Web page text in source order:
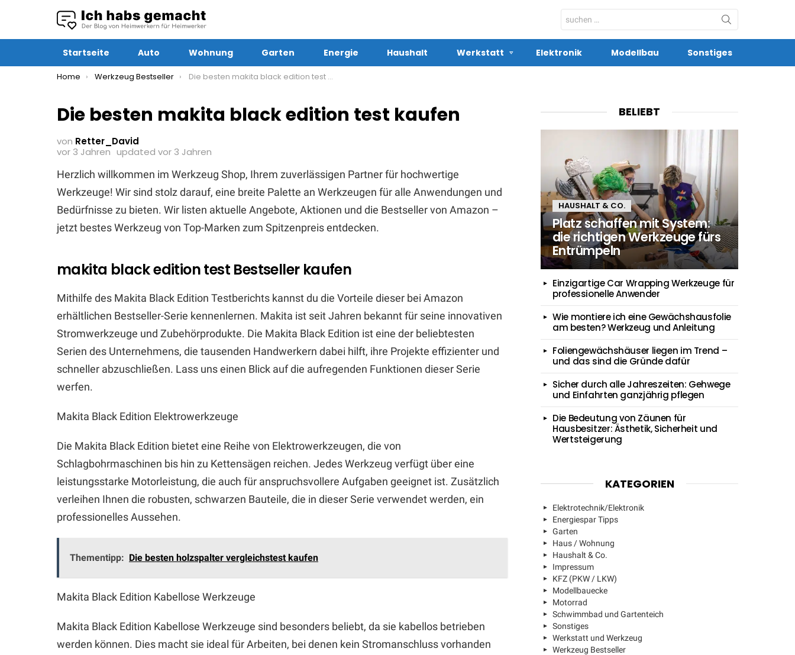
Search
for:
Startseite Auto Wohnung Garten Energie Haushalt Werkstatt Elektronik Modellbau Sonstiges
You are here:
Home Werkzeug Bestseller Die besten makita black edition test kaufen
Die besten makita black edition test kaufen
von Retter_David
vor 3 Jahren updated vor 3 Jahren
Herzlich willkommen im Werkzeug Shop, Ihrem zuverlässigen Partner für hochwertige
Werkzeuge! Wir sind stolz darauf, eine breite Palette an Werkzeugen für alle Anwendungen und
Bedürfnisse zu bieten. Wir listen aktuelle Angebote, Aktionen und die Bestseller von Amazon –
jetzt bestes Werkzeug von Top-Marken zum Spitzenpreis entdecken.
makita black edition test Bestseller kaufen
Mithilfe des Makita Black Edition Testberichts kannst du die Vorteile dieser bei Amazon
erhältlichen Bestseller-Serie kennenlernen. Makita ist seit Jahren bekannt für seine innovativen
Stromwerkzeuge und Zubehörprodukte. Die Makita Black Edition ist eine der beliebtesten
Serien des Unternehmens, die tausenden Handwerkern dabei hilft, ihre Projekte effizienter und
schneller abzuschließen. Lass uns einen Blick auf die aufregenden Funktionen dieser Serie
werfen.
Makita Black Edition Elektrowerkzeuge
Die Makita Black Edition bietet eine Reihe von Elektrowerkzeugen, die von
Schlagbohrmaschinen bis hin zu Kettensägen reichen. Jedes Werkzeug verfügt über eine
leistungsstarke Motorleistung, die auch für anspruchsvollere Aufgaben geeignet ist. Zusätzlich
verleihen Ihnen die robusten, schwarzen Bauteile, die in dieser Serie verwendet werden, ein
professionelles Aussehen.
Thementipp: Die besten holzspalter vergleichstest kaufen
Makita Black Edition Kabellose Werkzeuge
Makita Black Edition Kabellose Werkzeuge sind besonders beliebt, da sie kabellos betrieben
werden können. Dies macht sie ideal für Arbeiten, bei denen kein Stromanschluss vorhanden
BELIEBT
HAUSHALT & CO.
Platz schaffen mit System:
die richtigen Werkzeuge fürs
Entrümpeln
Einzigartige Car Wrapping Werkzeuge für
professionelle Anwender
Wie montiere ich eine Gewächshausfolie
am besten? Werkzeug und Anleitung
Foliengewächshäuser liegen im Trend –
und das sind die Gründe dafür
Sicher durch alle Jahreszeiten: Gehwege
und Einfahrten ganzjährig pflegen
Die Bedeutung von Zäunen für
Hausbesitzer: Ästhetik, Sicherheit und
Wertsteigerung
KATEGORIEN
Elektrotechnik/Elektronik
Energiespar Tipps
Garten
Haus / Wohnung
Haushalt & Co.
Impressum
KFZ (PKW / LKW)
Modellbauecke
Motorrad
Schwimmbad und Gartenteich
Sonstiges
Werkstatt und Werkzeug
Werkzeug Bestseller